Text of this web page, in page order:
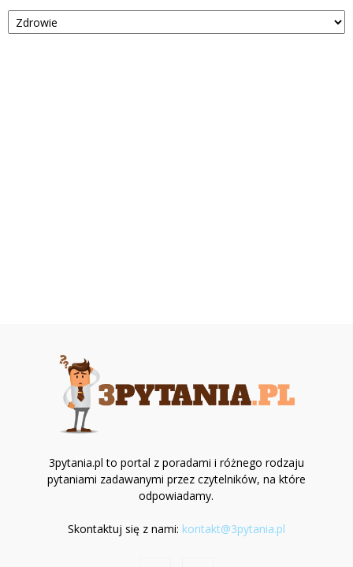
Kategorie
3pytania.pl to portal z poradami i różnego rodzaju
pytaniami zadawanymi przez czytelników, na które
odpowiadamy.
Skontaktuj się z nami: kontakt@3pytania.pl